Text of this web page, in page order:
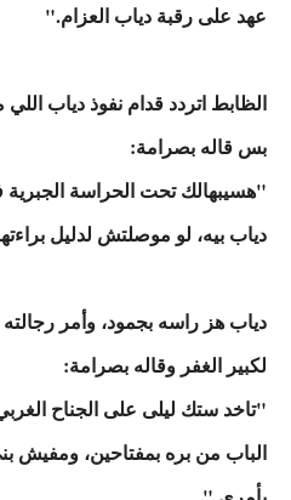
عهد على رقبة دياب العزام."
الظابط اتردد قدام نفوذ دياب
بس قاله بصرامة:
دياب بيه، لو موصلتش لدليل
دياب هز راسه بجمود، وأمر
لكبير الغفر وقاله بصرامة:
"تاخد ستك ليلى على الجناح
الباب من بره بمفتاحين، ومفيش